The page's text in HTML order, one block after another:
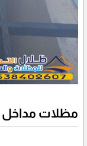
مظلات مداخل